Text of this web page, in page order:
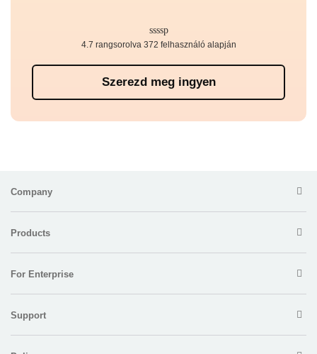
Szerezd meg ingyen
4.7 rangsorolva 372 felhasználó alapján
Company
Products
For Enterprise
Support